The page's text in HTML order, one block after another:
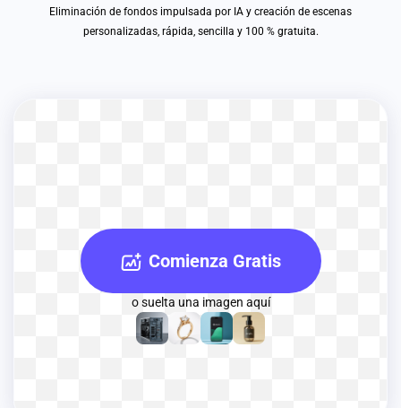
Eliminación de fondos impulsada por IA y creación de escenas
personalizadas, rápida, sencilla y 100 % gratuita.
Comienza Gratis
o suelta una imagen aquí